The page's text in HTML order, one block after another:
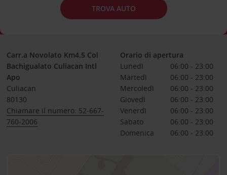
TROVA AUTO
Carr.a Novolato Km4.5 Col
Bachigualato Culiacan Intl
Apo
Culiacan
80130
Chiamare il numero: 52-667-
760-2006
Orario di apertura
Lunedì
06:00 - 23:00
Martedì
06:00 - 23:00
Mercoledì
06:00 - 23:00
Giovedì
06:00 - 23:00
Venerdì
06:00 - 23:00
Sabato
06:00 - 23:00
Domenica
06:00 - 23:00